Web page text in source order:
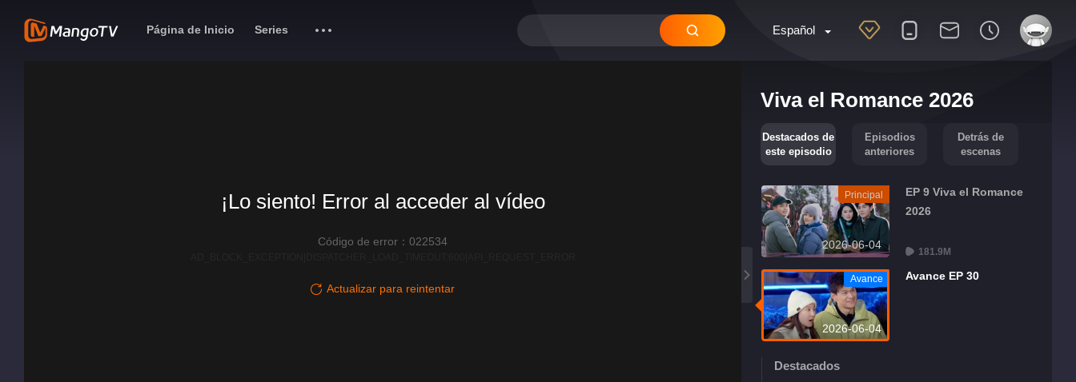
Español
Página de Inicio Series
Viva el Romance 2026
Destacados de
este episodio
Episodios
anteriores
Detrás de
escenas
2026-06-04
Principal
EP 9 Viva el Romance
2026
181.9M
2026-06-04
Avance Avance EP 30
Destacados
¡Lo siento! Error al acceder al vídeo
Código de error：022534
Actualizar para reintentar